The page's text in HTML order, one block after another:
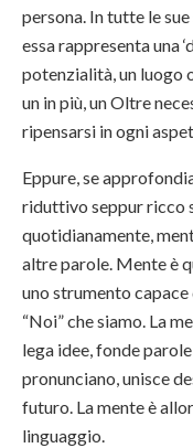
persona. In tutte le
essa rappresenta una
potenzialità, un luogo
un in più, un Oltre
ripensarsi in ogni
Eppure, se
riduttivo seppur ricco
quotidianamente,
altre parole. Mente è
uno strumento
“Noi” che siamo. La
lega idee, fonde
pronunciano, unisce
futuro. La mente è
linguaggio.